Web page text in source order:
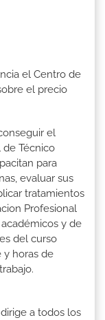
el Centro de
el precio
el
Técnico
para
evaluar sus
tratamientos
Profesional
y de
del curso
y horas de
a todos los